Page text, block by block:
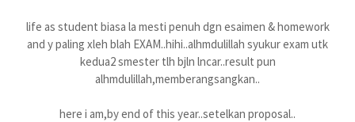
life as student biasa la mesti penuh dgn esaimen & homework
and y paling xleh blah EXAM..hihi..alhmdulillah syukur exam utk
kedua2 smester tlh bjln lncar..result pun
alhmdulillah,memberangsangkan..
here i am,by end of this year..setelkan proposal..